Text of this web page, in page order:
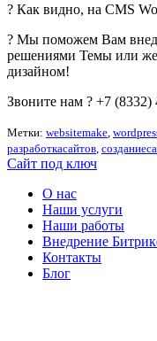
? Как видно, на CMS
? Мы поможем Вам
решениями Темы или же
дизайном!
Звоните нам ? +7 (8332)
Метки: websitemake
разработкасайтов
Сайт под ключ
О нас
Наши услуги
Наши работы
Внедрение
Контакты
Блог